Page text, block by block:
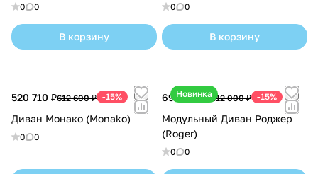
0 0
В корзину
0 0
В корзину
520 710 ₽612 600 ₽ -15%
Диван Монако (Monako)
0 0
Новинка
690 200 ₽812 000 ₽ -15%
Модульный Диван Роджер
(Roger)
0 0